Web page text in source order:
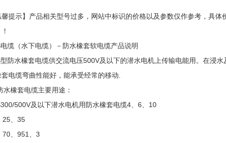
馨提示】产品相关型号过多，网站中标识的价格以及参数仅作参考，具
缆（水下电缆）－防水橡套软电缆产品说明
防水橡套电缆供交流电压500V及以下的潜水电机上传输电能用。在浸
电缆弯曲性能好，能承受经常的移动.
水橡套电缆主要用途：
500V及以下潜水电机用防水橡套电缆4、6、10
25、35
70、951、3